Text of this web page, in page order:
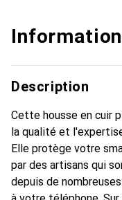
Description
Cette housse en cuir
la qualité et
Elle protège votre
par des artisans qui
depuis de